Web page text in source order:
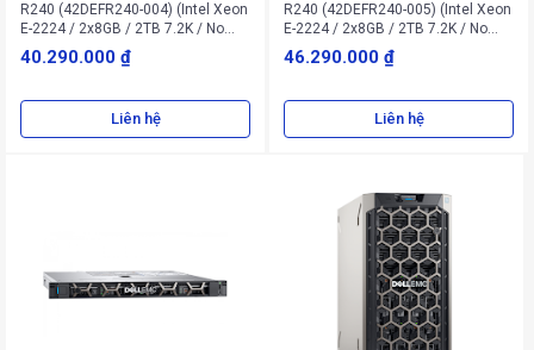
R240 (42DEFR240-004) (Intel Xeon
E-2224 / 2x8GB / 2TB 7.2K / No
OS)
40.290.000 ₫
Liên hệ
R240 (42DEFR240-005) (Intel Xeon
E-2224 / 2x8GB / 2TB 7.2K / No
OS)
46.290.000 ₫
Liên hệ